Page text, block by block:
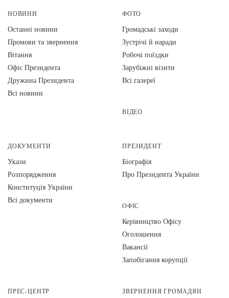
НОВИНИ
Останні новини
Промови та звернення
Вiтання
Офіс Президента
Дружина Президента
Всі новини
ФОТО
Громадські заходи
Зустрічі й наради
Робочі поїздки
Зарубіжні візити
Всі галереї
ВІДЕО
ДОКУМЕНТИ
Укази
Розпорядження
Конституція України
Всі документи
ПРЕЗИДЕНТ
Біографія
Про Президента України
ОФІС
Керівництво Офісу
Оголошення
Вакансії
Запобігання корупції
ПРЕС-ЦЕНТР ЗВЕРНЕННЯ ГРОМАДЯН